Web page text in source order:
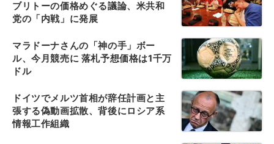
ブリトーの価格めぐる議論、米共和
党の「内戦」に発展
マラドーナさんの「神の手」ボー
ル、今月競売に 落札予想価格は1千万
ドル
ドイツでメルツ首相が辞任計画と主
張する偽動画拡散、背後にロシア系
情報工作組織